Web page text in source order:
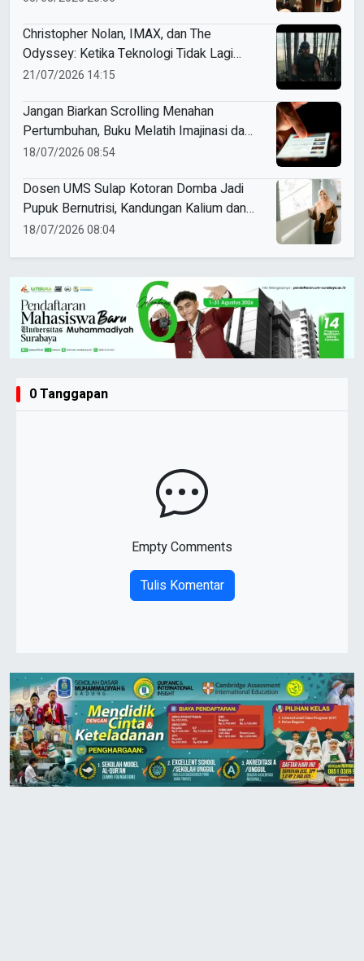
Christopher Nolan, IMAX, dan The
Odyssey: Ketika Teknologi Tidak Lagi
Sekadar Alat
21/07/2026 14:15
Jangan Biarkan Scrolling Menahan
Pertumbuhan, Buku Melatih Imajinasi dan
Cara Berpikir
18/07/2026 08:54
Dosen UMS Sulap Kotoran Domba Jadi
Pupuk Bernutrisi, Kandungan Kalium dan
Fosfor Naik 20 Persen
18/07/2026 08:04
0 Tanggapan
Empty Comments
Tulis Komentar